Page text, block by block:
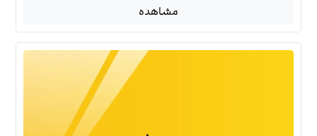
مشاهده